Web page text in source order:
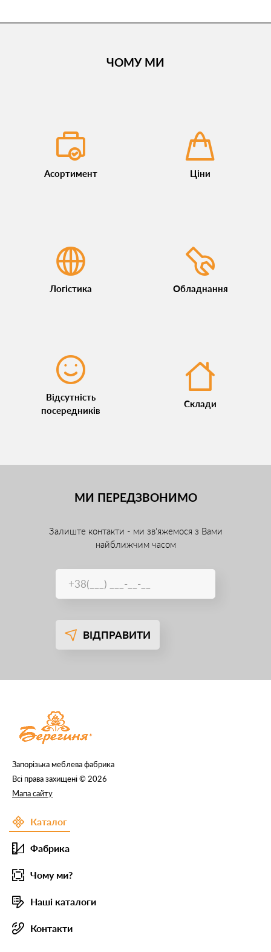
ЧОМУ МИ
Асортимент Ціни
Логістика Обладнання
Відсутність
посередників
Склади
МИ ПЕРЕДЗВОНИМО
Залиште контакти - ми зв'яжемося з Вами
найближчим часом
ВІДПРАВИТИ
Запорізька меблева фабрика
Всі права захищені © 2026
Мапа сайту
Каталог
Фабрика
Чому ми?
Наші каталоги
Контакти